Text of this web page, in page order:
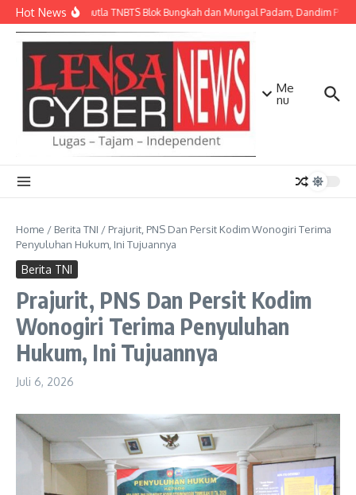
Lewati ke konten
Hot NewsApi Karhutla TNBTS Blok Bungkah dan Mungal Padam, Dandim
Me
nu
Home / Berita TNI / Prajurit, PNS Dan Persit Kodim Wonogiri Terima
Penyuluhan Hukum, Ini Tujuannya
Berita TNI
Prajurit, PNS Dan Persit Kodim
Wonogiri Terima Penyuluhan
Hukum, Ini Tujuannya
Juli 6, 2026